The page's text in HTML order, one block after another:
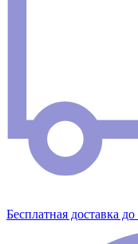
Бесплатная доставка